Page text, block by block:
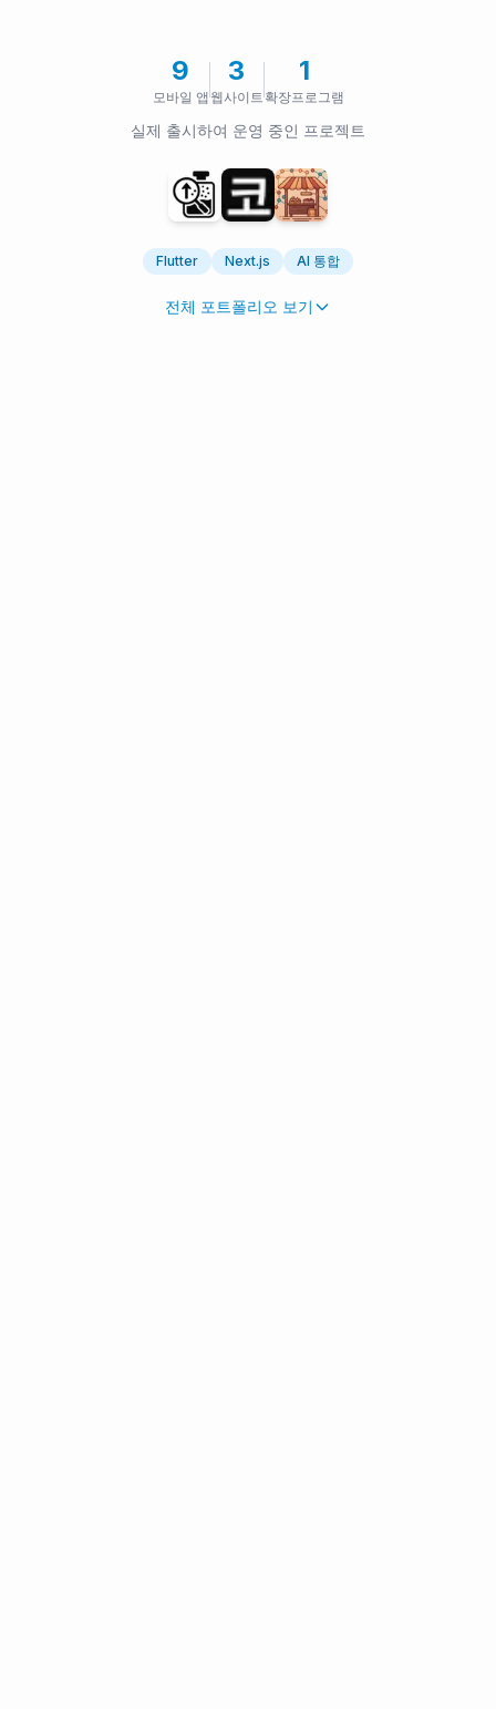
9
모바일 앱
3
웹사이트
1
확장프로그램
실제 출시하여 운영 중인 프로젝트
Flutter Next.js AI 통합
전체 포트폴리오 보기